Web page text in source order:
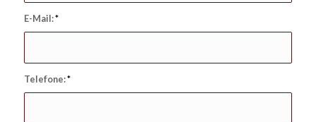
E-Mail:*
Telefone:*